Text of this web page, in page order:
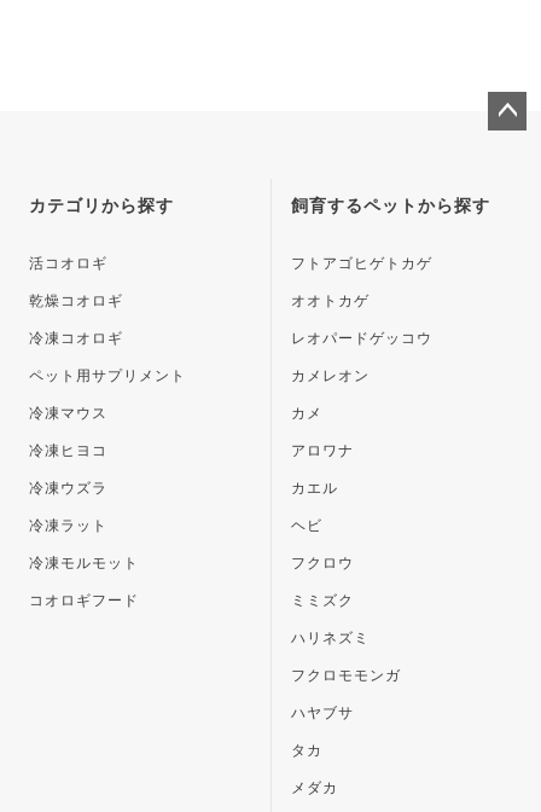
カテゴリから探す
活コオロギ
乾燥コオロギ
冷凍コオロギ
ペット用サプリメント
冷凍マウス
冷凍ヒヨコ
冷凍ウズラ
冷凍ラット
冷凍モルモット
コオロギフード
飼育するペットから探す
フトアゴヒゲトカゲ
オオトカゲ
レオパードゲッコウ
カメレオン
カメ
アロワナ
カエル
ヘビ
フクロウ
ミミズク
ハリネズミ
フクロモモンガ
ハヤブサ
タカ
メダカ